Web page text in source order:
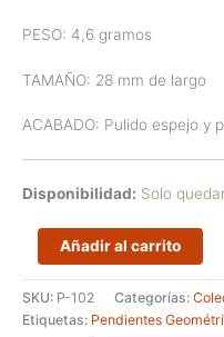
PESO: 4,6 gramos
TAMAÑO: 28 mm de largo
ACABADO: Pulido espejo y
Disponibilidad: Solo
Pendientes
artesanos
de
plata
modelo
Añadir al carrito
SKU: P-102 Categorías:
Etiquetas: Pendientes